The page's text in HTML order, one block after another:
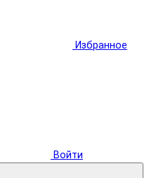
Избранное
Войти